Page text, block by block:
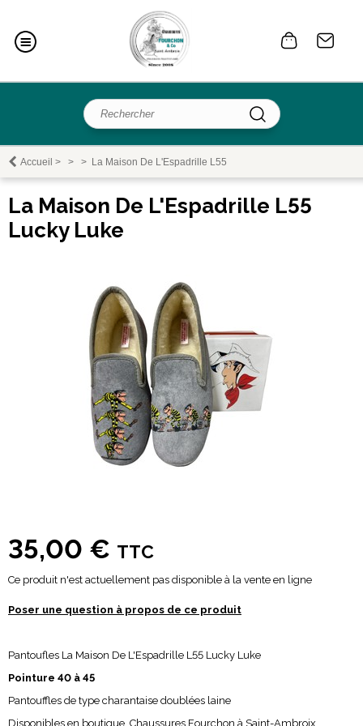
Accueil > > > La Maison De L'Espadrille L55
La Maison De L'Espadrille L55
Lucky Luke
35,00 € TTC
Ce produit n'est actuellement pas disponible à la vente en ligne
Poser une question à propos de ce produit
Pantoufles La Maison De L'Espadrille L55 Lucky Luke
Pointure 40 à 45
Pantouffles de type charantaise doublées laine
Disponibles en boutique, Chaussures Fourchon à Saint-Ambroix.